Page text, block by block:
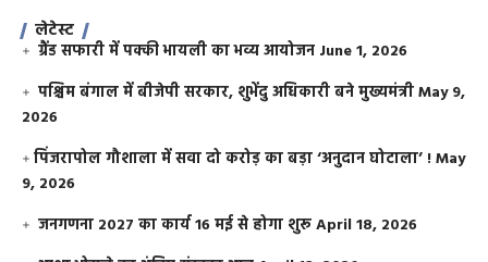
लेटेस्ट
ग्रैंड सफारी में पक्की भायली का भव्य आयोजन June 1, 2026
पश्चिम बंगाल में बीजेपी सरकार, शुभेंदु अधिकारी बने मुख्यमंत्रीMay 9,
2026
​पिंजरापोल गौशाला में सवा दो करोड़ का बड़ा ‘अनुदान घोटाला’ !May
9, 2026
जनगणना 2027 का कार्य 16 मई से होगा शुरूApril 18, 2026